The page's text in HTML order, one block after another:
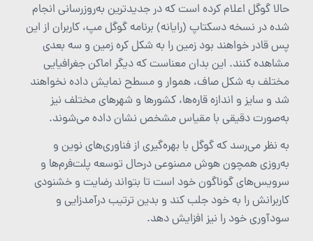
حالا گوگل اعلام کرده است که در جدیدترین به‌روزرسانی انجام
شده در نسخه دسکتاپ (رایانه) برنامه گوگل مپ، کاربران از این
پس قادر خواهند بود زمین را به شکل کره زمین و سه بعدی
مشاهده کنند. این بدان معناست که دیگر اماکن جغرافیایی
مختلف به شکل صاف، هموار و مسطح نمایش داده نخواهند
شد و سایز و اندازه قاره‌ها، کشورها و شهرهای مختلف نیز
به‌صورت دقیقی با مقیاس مشخص نشان داده می‌شوند.
به نظر می‌رسد که گوگل با بهره‌گیری از فناوری‌های نوین و
به‌روزی همچون هوش مصنوعی درحال توسعه پلت‌فرم‌ها و
سرویس‌های گوناگون خود است تا بتواند رضایت و خشنودی
کاربرانش را به خود جلب کند و بدین ترتیب درآمدزایی و
سودآوری خود را نیز افزایش دهد.